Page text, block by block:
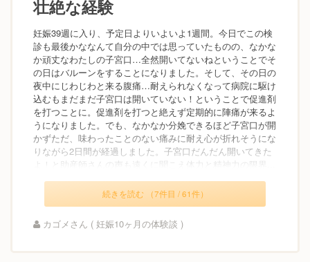
壮絶な経験
妊娠39週に入り、予定日よりいよいよ1週間。今日でこの検
診も最後かななんて自分の中では思っていたものの、なかな
か頑丈なわたしの子宮口…全然開いてないねということでそ
の日はバルーンをすることになりました。そして、その日の
夜中にじわじわと来る腹痛…耐えられなくなって病院に駆け
込むもまだまだ子宮口は開いていない！ということで促進剤
を打つことに。促進剤を打つと絶えず定期的に陣痛が来るよ
うになりました。でも、なかなか分娩できるほど子宮口が開
かずただ、味わったことのない痛みに耐え心が折れそうにな
りながら2日間が経過しました。子宮口だんだん開いてきた
よ！と助産師さんの声も遠くに聞こえ体力と精神力の限界...
続きを読む （7件目 / 61件）
カゴメさん ( 妊娠10ヶ月の体験談 )